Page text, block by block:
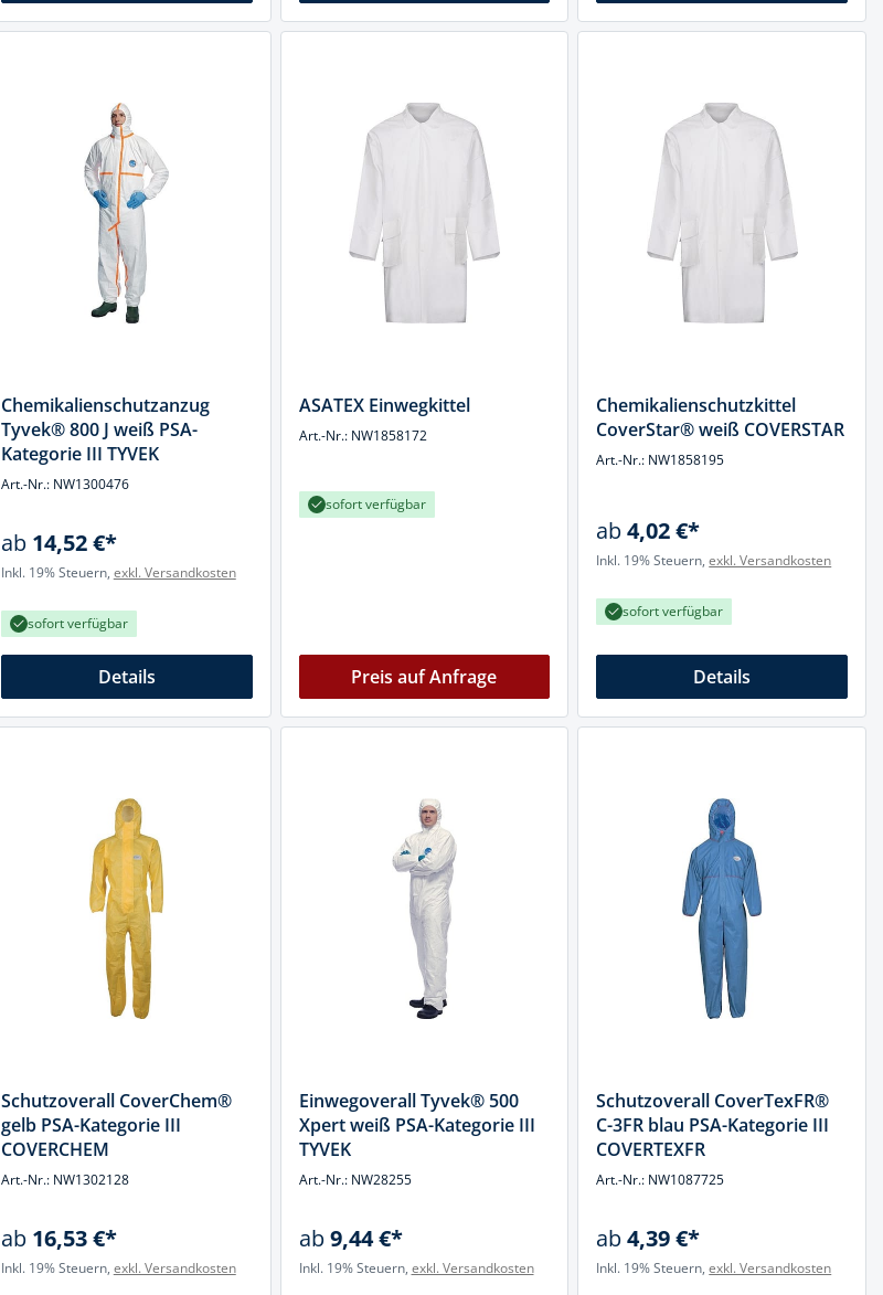
Chemikalienschutzanzug
Tyvek® 800 J weiß PSA-
Kategorie III TYVEK
Art.-Nr.: NW1300476
ab 14,52 €*
Inkl. 19% Steuern, exkl. Versandkosten
sofort verfügbar
Details
ASATEX Einwegkittel
Art.-Nr.: NW1858172
sofort verfügbar
Preis auf Anfrage
Chemikalienschutzkittel
CoverStar® weiß COVERSTAR
Art.-Nr.: NW1858195
ab4,02 €*
Inkl. 19% Steuern,exkl. Versandkosten
sofort verfügbar
Details
Schutzoverall CoverChem®
gelb PSA-Kategorie III
COVERCHEM
Art.-Nr.: NW1302128
ab 16,53 €*
Inkl. 19% Steuern, exkl. Versandkosten
Einwegoverall Tyvek® 500
Xpert weiß PSA-Kategorie III
TYVEK
Art.-Nr.: NW28255
ab9,44 €*
Inkl. 19% Steuern, exkl. Versandkosten
Schutzoverall CoverTexFR®
C-3FR blau PSA-Kategorie III
COVERTEXFR
Art.-Nr.: NW1087725
ab4,39 €*
Inkl. 19% Steuern,exkl. Versandkosten